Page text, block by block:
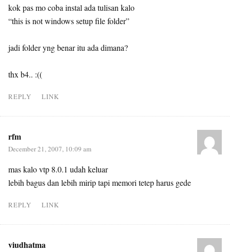
kok pas mo coba instal ada tulisan kalo
“this is not windows setup file folder”
jadi folder yng benar itu ada dimana?
thx b4.. :((
REPLY LINK
rfm
December 21, 2007, 10:09 am
mas kalo vtp 8.0.1 udah keluar
lebih bagus dan lebih mirip tapi memori tetep harus gede
REPLY LINK
viudhatma